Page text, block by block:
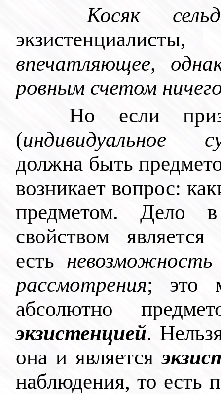
Косяк
экзистенциалисты,
впечатляющее,
ровным счетом
Но если
(индивидуальное
должна быть
возникает вопрос:
предметом. Дело
свойством
есть
рассмотрения; это
абсолютно
экзистенцией.
она и является
наблюдения, то есть